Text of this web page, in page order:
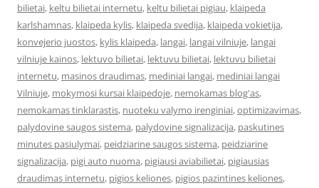
bilietai, keltu bilietai internetu, keltu bilietai pigiau, klaipeda
karlshamnas, klaipeda kylis, klaipeda svedija, klaipeda vokietija,
konvejerio juostos, kylis klaipeda, langai, langai vilniuje, langai
vilniuje kainos, lektuvo bilietai, lektuvu bilietai, lektuvu bilietai
internetu, masinos draudimas, mediniai langai, mediniai langai
Vilniuje, mokymosi kursai klaipedoje, nemokamas blog'as,
nemokamas tinklarastis, nuoteku valymo irenginiai,optimizavimas,
palydovine saugos sistema, palydovine signalizacija, paskutines
minutes pasiulymai, peidziarine saugos sistema, peidziarine
signalizacija, pigi auto nuoma, pigiausi aviabilietai, pigiausias
draudimas internetu, pigios keliones, pigios pazintines keliones,